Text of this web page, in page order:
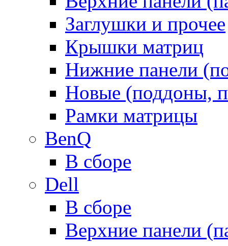
Заглушки и прочее
Крышки матриц
Нижние панели
Новые (поддоны,
Рамки матрицы
BenQ
В сборе
Dell
В сборе
Верхние панели